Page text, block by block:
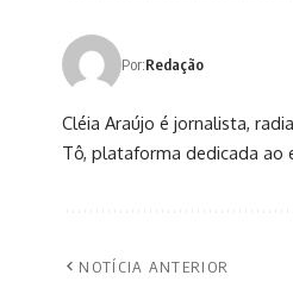
Por:Redação
Cléia Araújo é jornalista,
Tô, plataforma dedicada ao
NOTÍCIA ANTERIOR